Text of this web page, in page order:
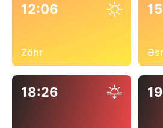
12:06
Zöhr Əsr
18:26